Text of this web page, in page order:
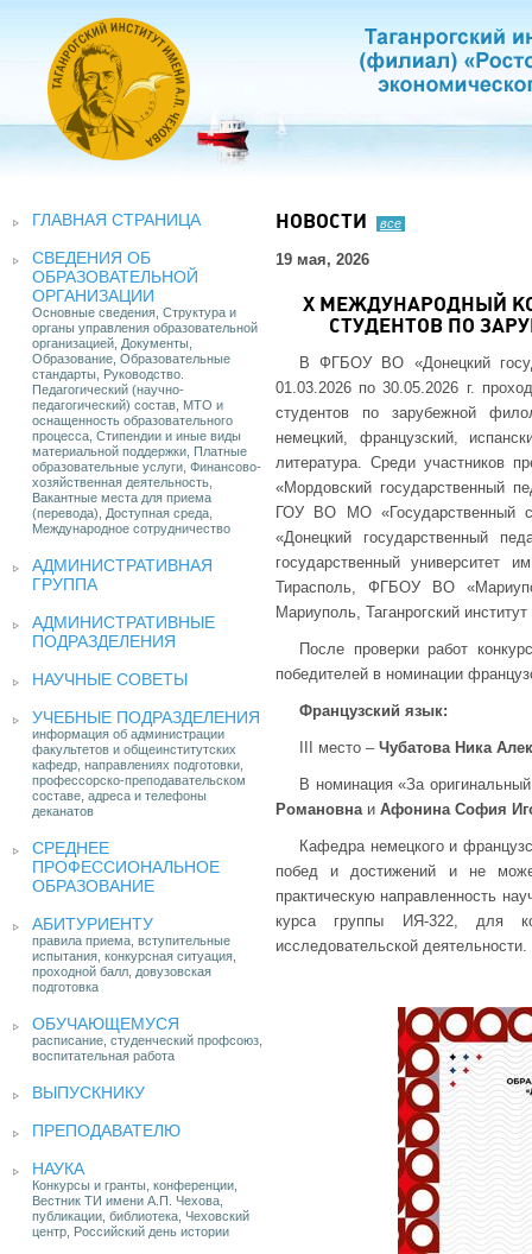
ГЛАВНАЯ СТРАНИЦА
СВЕДЕНИЯ ОБ
ОБРАЗОВАТЕЛЬНОЙ
ОРГАНИЗАЦИИ
Основные сведения, Структура и
органы управления образовательной
организацией, Документы,
Образование, Образовательные
стандарты, Руководство.
Педагогический (научно-
педагогический) состав, МТО и
оснащенность образовательного
процесса, Стипендии и иные виды
материальной поддержки, Платные
образовательные услуги, Финансово-
хозяйственная деятельность,
Вакантные места для приема
(перевода), Доступная среда,
Международное сотрудничество
АДМИНИСТРАТИВНАЯ
ГРУППА
АДМИНИСТРАТИВНЫЕ
ПОДРАЗДЕЛЕНИЯ
НАУЧНЫЕ СОВЕТЫ
УЧЕБНЫЕ ПОДРАЗДЕЛЕНИЯ
информация об администрации
факультетов и общеинститутских
кафедр, направлениях подготовки,
профессорско-преподавательском
составе, адреса и телефоны
деканатов
СРЕДНЕЕ
ПРОФЕССИОНАЛЬНОЕ
ОБРАЗОВАНИЕ
АБИТУРИЕНТУ
правила приема, вступительные
испытания, конкурсная ситуация,
проходной балл, довузовская
подготовка
ОБУЧАЮЩЕМУСЯ
расписание, студенческий профсоюз,
воспитательная работа
ВЫПУСКНИКУ
ПРЕПОДАВАТЕЛЮ
НАУКА
Конкурсы и гранты, конференции,
Вестник ТИ имени А.П. Чехова,
публикации, библиотека, Чеховский
центр, Российский день истории
НОВОСТИ все
19 мая, 2026
X МЕЖДУНАРОДНЫЙ
СТУДЕНТОВ ПО
В ФГБОУ ВО «Донецкий
01.03.2026 по 30.05.2026 г.
студентов по зарубежной
немецкий, французский,
литература. Среди участников
«Мордовский государственный
ГОУ ВО МО «Государственный
«Донецкий государственный
государственный университет
Тирасполь, ФГБОУ ВО
Мариуполь, Таганрогский
После проверки работ
победителей в номинации
Французский язык:
III место – Чубатова Ника
В номинация «За
Романовнаи Афонина София
Кафедра немецкого и
побед и достижений и не
практическую направленность
курса группы ИЯ-322, для
исследовательской деятельности.